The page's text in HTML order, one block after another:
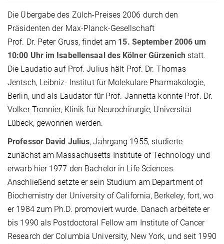
Die Übergabe des Zülch-Preises 2006 durch den
Präsidenten der Max-Planck-Gesellschaft
Prof. Dr. Peter Gruss, findet am 15. September 2006 um
10:00 Uhr im Isabellensaal des Kölner Gürzenich statt.
Die Laudatio auf Prof. Julius hält Prof. Dr. Thomas
Jentsch, Leibniz- Institut für Molekulare Pharmakologie,
Berlin, und als Laudator für Prof. Jannetta konnte Prof. Dr.
Volker Tronnier, Klinik für Neurochirurgie, Universität
Lübeck, gewonnen werden.
Professor David Julius, Jahrgang 1955, studierte
zunächst am Massachusetts Institute of Technology und
erwarb hier 1977 den Bachelor in Life Sciences.
Anschließend setzte er sein Studium am Department of
Biochemistry der University of California, Berkeley, fort, wo
er 1984 zum Ph.D. promoviert wurde. Danach arbeitete er
bis 1990 als Postdoctoral Fellow am Institute of Cancer
Research der Columbia University, New York, und seit 1990